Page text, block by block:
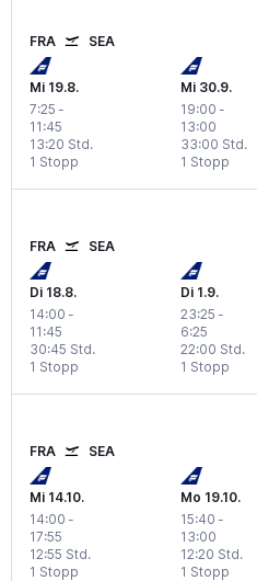
FRA SEA
Mi 19.8.
7:25 -
11:45
1 Stopp
13:20 Std.
Mi 30.9.
19:00 -
13:00
1 Stopp
33:00 Std.
FRA SEA
Di 18.8.
14:00 -
11:45
1 Stopp
30:45 Std.
Di 1.9.
23:25 -
6:25
1 Stopp
22:00 Std.
FRA SEA
Mi 14.10.
14:00 -
17:55
1 Stopp
12:55 Std.
Mo 19.10.
15:40 -
13:00
1 Stopp
12:20 Std.